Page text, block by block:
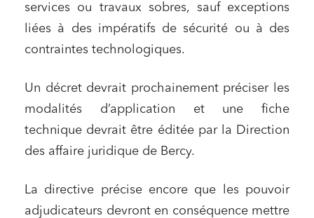
services ou travaux sobres, sauf exceptions
liées à des impératifs de sécurité ou à des
contraintes technologiques.
Un décret devrait prochainement préciser les
modalités d’application et une fiche
technique devrait être éditée par la Direction
des affaire juridique de Bercy.
La directive précise encore que les pouvoir
adjudicateurs devront en conséquence mettre